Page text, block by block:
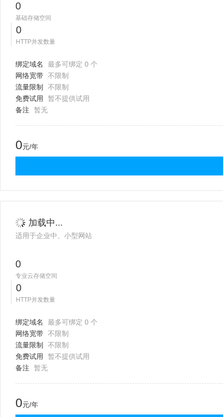
0
基础存储空间
0
HTTP并发数量
绑定域名
最多可绑定 0 个
网络宽带 不限制
流量限制
不限制
免费试用
暂不提供试用
备注
暂无
0元/年
加载中...
适用于企业中、小型网站
0
专业云存储空间
0
HTTP并发数量
绑定域名
最多可绑定 0 个
网络宽带 不限制
流量限制
不限制
免费试用
暂不提供试用
备注
暂无
0元/年